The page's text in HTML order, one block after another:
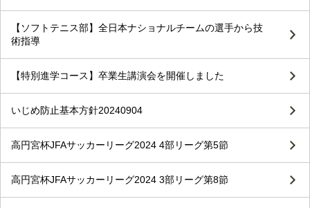
【ソフトテニス部】全日本ナショナルチームの選手から技
術指導
【特別進学コース】卒業生講演会を開催しました
いじめ防止基本方針20240904
高円宮杯JFAサッカーリーグ2024 4部リーグ第5節
高円宮杯JFAサッカーリーグ2024 3部リーグ第8節